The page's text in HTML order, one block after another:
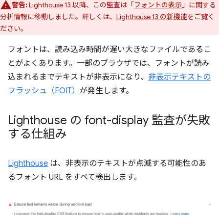
警告:Lighthouse 13 以降、この監査は「フォントの表示 」に関する
分析情報に移動しました。詳しくは、 Lighthouse 13 の新機能をご覧く
ださい。
フォントは、読み込み時間が遅い大きなファイルであるこ
とがよくあります。一部のブラウザでは、フォントが読み
込まれるまでテキストが非表示になり、 非表示テキストの
フラッシュ（FOIT） が発生します。
Lighthouse の font-display 監査が失敗
する仕組み
Lighthouse は、非表示のテキストが点滅する可能性のあ
るフォント URL をすべて検出します。